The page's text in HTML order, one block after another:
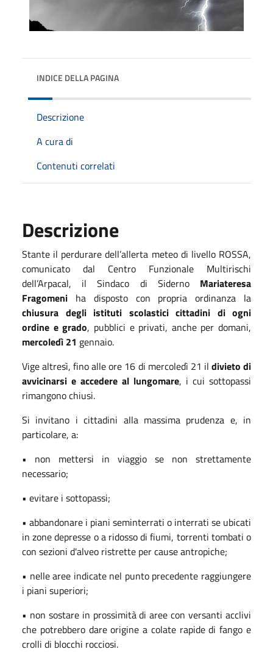
INDICE DELLA PAGINA
Descrizione
A cura di
Contenuti correlati
Descrizione
Stante il perdurare dell’allerta meteo di livello ROSSA,
comunicato dal Centro Funzionale Multirischi
dell’Arpacal, il Sindaco di Siderno Mariateresa
Fragomeni ha disposto con propria ordinanza la
chiusura degli istituti scolastici cittadini di ogni
ordine e grado, pubblici e privati, anche per domani,
mercoledì 21 gennaio.
Vige altresì, fino alle ore 16 di mercoledì 21 il divieto di
avvicinarsi e accedere al lungomare, i cui sottopassi
rimangono chiusi.
Si invitano i cittadini alla massima prudenza e, in
particolare, a:
• non mettersi in viaggio se non strettamente
necessario;
• evitare i sottopassi;
• abbandonare i piani seminterrati o interrati se ubicati
in zone depresse o a ridosso di fiumi, torrenti tombati o
con sezioni d'alveo ristrette per cause antropiche;
• nelle aree indicate nel punto precedente raggiungere
i piani superiori;
• non sostare in prossimità di aree con versanti acclivi
che potrebbero dare origine a colate rapide di fango e
crolli di blocchi rocciosi.